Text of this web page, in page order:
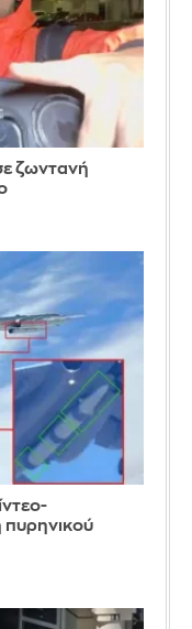
ζωντανή